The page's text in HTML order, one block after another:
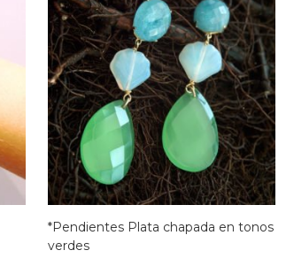
*Pendientes Plata chapada en tonos
verdes